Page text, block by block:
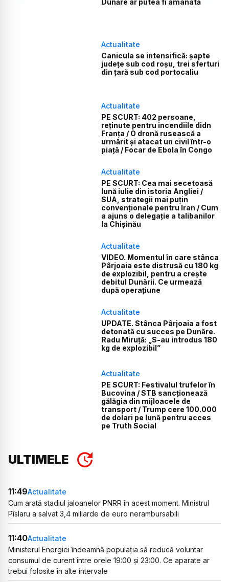
Dunăre ar putea fi amânată
Actualitate
Canicula se intensifică: șapte
județe sub cod roșu, trei sferturi
din țară sub cod portocaliu
Actualitate
PE SCURT: 402 persoane,
reținute pentru incendiile didn
Franța / O dronă rusească a
urmărit și atacat un civil într-o
piață / Focar de Ebola în Congo
Actualitate
PE SCURT: Cea mai secetoasă
lună iulie din istoria Angliei /
SUA, strategii mai puțin
convenționale pentru Iran / Cum
a ajuns o delegație a talibanilor
la Chișinău
Actualitate
VIDEO. Momentul în care stânca
Pârjoaia este distrusă cu 180 kg
de explozibil, pentru a crește
debitul Dunării. Ce urmează
după operațiune
Actualitate
UPDATE. Stânca Pârjoaia a fost
detonată cu succes pe Dunăre.
Radu Miruță: „S-au introdus 180
kg de explozibil”
Actualitate
PE SCURT: Festivalul trufelor în
Bucovina / STB sancționează
gălăgia din mijloacele de
transport / Trump cere 100.000
de dolari pe lună pentru acces
pe Truth Social
ULTIMELE
11:49Actualitate
Cum arată stadiul jaloanelor PNRR în acest moment. Ministrul
Pîslaru a salvat 3,4 miliarde de euro nerambursabili
11:40Actualitate
Ministerul Energiei îndeamnă populația să reducă voluntar
consumul de curent între orele 19:00 și 23:00. Ce aparate ar
trebui folosite în alte intervale